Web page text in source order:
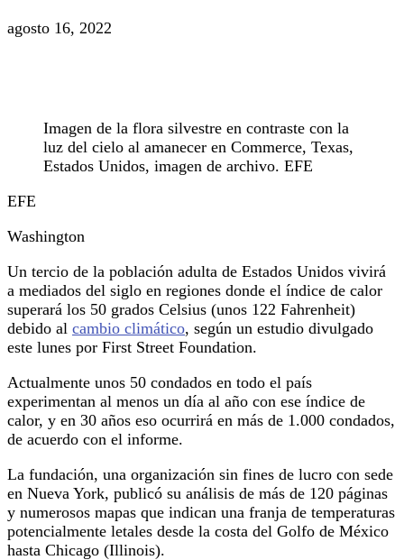
agosto 16, 2022
Imagen de la flora silvestre en contraste con la
luz del cielo al amanecer en Commerce, Texas,
Estados Unidos, imagen de archivo. EFE
EFE
Washington
Un tercio de la población adulta de Estados Unidos vivirá
a mediados del siglo en regiones donde el índice de calor
superará los 50 grados Celsius (unos 122 Fahrenheit)
debido al cambio climático, según un estudio divulgado
este lunes por First Street Foundation.
Actualmente unos 50 condados en todo el país
experimentan al menos un día al año con ese índice de
calor, y en 30 años eso ocurrirá en más de 1.000 condados,
de acuerdo con el informe.
La fundación, una organización sin fines de lucro con sede
en Nueva York, publicó su análisis de más de 120 páginas
y numerosos mapas que indican una franja de temperaturas
potencialmente letales desde la costa del Golfo de México
hasta Chicago (Illinois).